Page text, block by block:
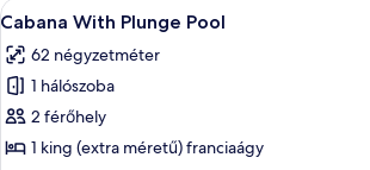
A
következő
szoba
összes
képének
megtekintése:
Egy
13
Cabana With Plunge Pool
62 négyzetméter
1 hálószoba
2 férőhely
1 king (extra méretű) franciaágy